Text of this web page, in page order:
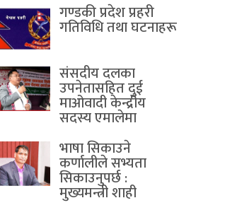
गण्डकी प्रदेश प्रहरी
गतिविधि तथा घटनाहरू
संसदीय दलका
उपनेतासहित दुई
माओवादी केन्द्रीय
सदस्य एमालेमा
भाषा सिकाउने
कर्णालीले सभ्यता
सिकाउनुपर्छ :
मुख्यमन्त्री शाही